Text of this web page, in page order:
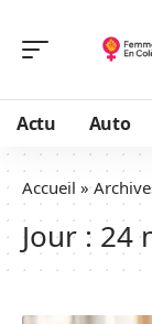
Actu Auto
Accueil »
Jour : 24